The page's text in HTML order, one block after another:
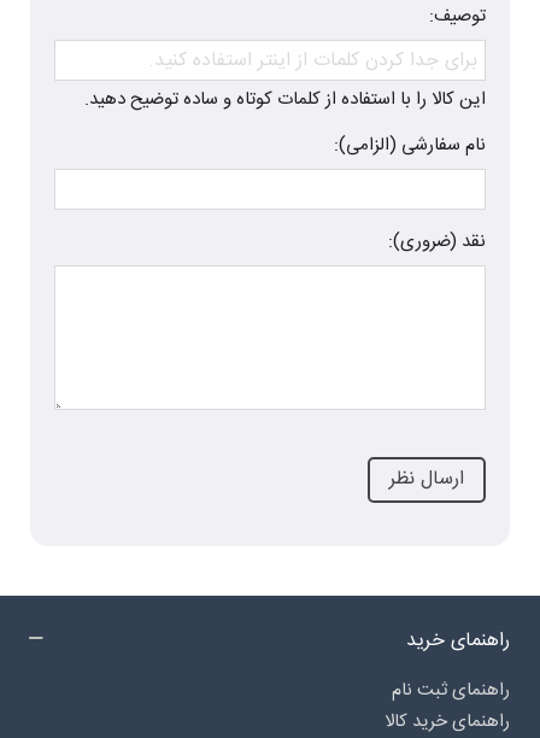
توصیف:
این کالا را با استفاده از کلمات کوتاه و ساده توضیح دهید.
نام سفارشی (الزامی):
نقد (ضروری):
راهنمای خرید
راهنمای ثبت نام
راهنمای خرید کالا